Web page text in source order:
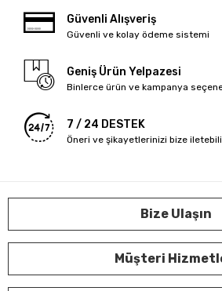
Güvenli Alışveriş
Güvenli ve kolay ödeme sistemi
Geniş Ürün Yelpazesi
Binlerce ürün ve kampanya
7 / 24 DESTEK
Öneri ve şikayetlerinizi bize
Bize Ulaşın
Müşteri